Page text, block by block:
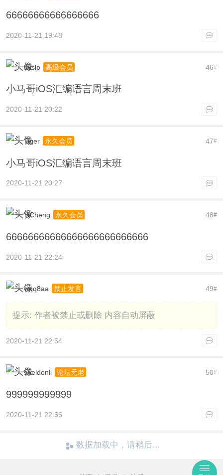
66666666666666666
2020-11-21 19:48
46#
thislp 高级会员
小马哥iOS汇编语言周末班
2020-11-21 20:22
47#
Tiger 永久会员
小马哥iOS汇编语言周末班
2020-11-21 20:27
48#
YiCheng 永久会员
66666666666666666666666666
2020-11-21 22:24
49#
wqq8aa 禁止发言
提示: 作者被禁止或删除 内容自动屏蔽
2020-11-21 22:54
50#
sheldonli 论坛元老
999999999999
2020-11-21 22:56
数据加载中，请稍后...